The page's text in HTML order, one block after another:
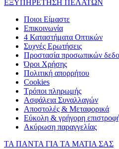
ΕΞΥΠΗΡΕΤΗΣΗ ΠΕΛΑΤΩΝ
Ποιοι Είμαστε
Επικοινωνία
4 Καταστήματα Οπτικών
Συχνές Ερωτήσεις
Προστασία προσωπικών
Όροι Χρήσης
Πολιτική απορρήτου
Cookies
Τρόποι πληρωμής
Ασφάλεια Συναλλαγών
Αποστολές & Μεταφορικά
Εύκολη & γρήγορη
Ακύρωση παραγγελίας
ΤΑ ΠΑΝΤΑ ΓΙΑ ΤΑ ΜΑΤΙΑ ΣΑΣ